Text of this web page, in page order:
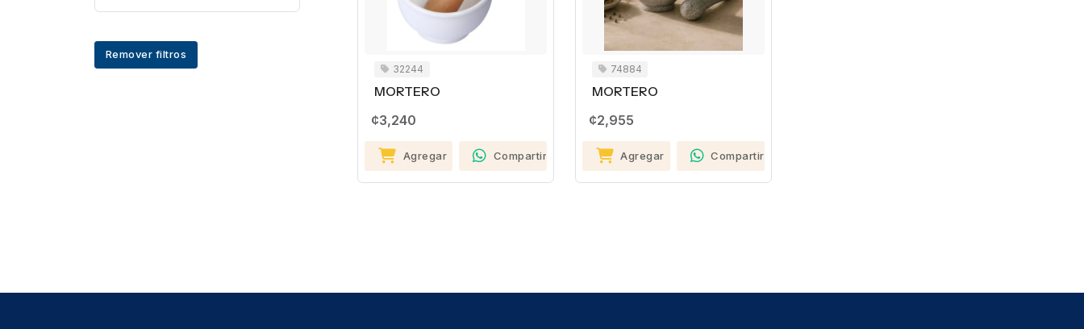
Remover filtros
32244
MORTERO
¢3,240
Agregar Compartir
74884
MORTERO
¢2,955
Agregar Compartir